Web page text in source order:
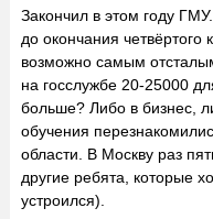
Закончил в этом году
до окончания
возможно самым
на госслужбе 20-25000
больше? Либо в бизнес,
обучения
области. В Москву раз
другие ребята, которые
устроился).